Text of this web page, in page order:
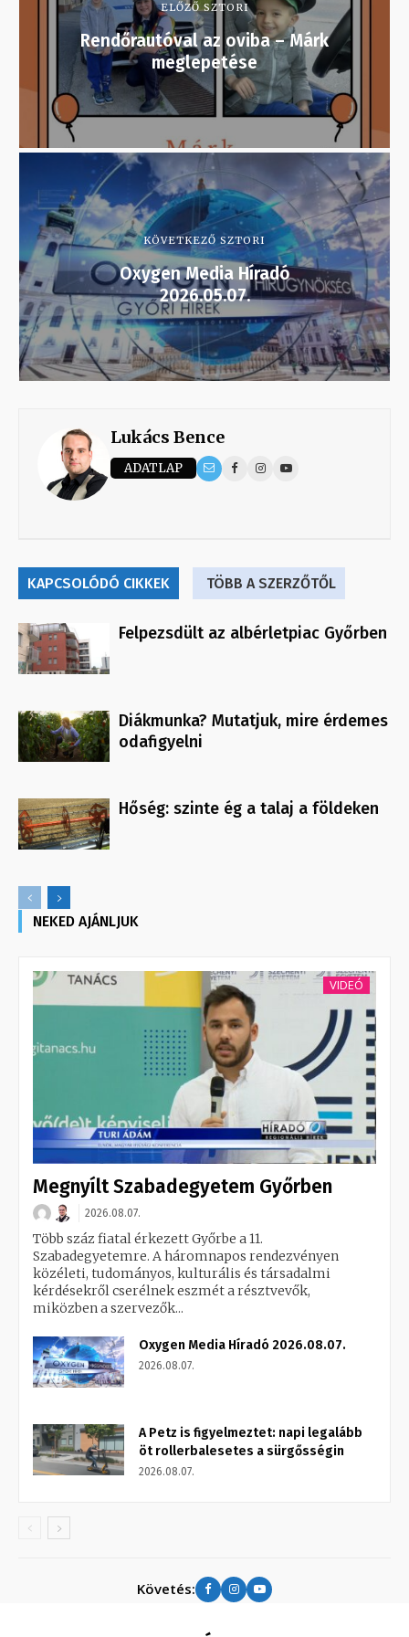
ELŐZŐ SZTORI
Rendőrautóval az oviba – Márk
meglepetése
KÖVETKEZŐ SZTORI
Oxygen Media Híradó
2026.05.07.
Lukács Bence
ADATLAP
KAPCSOLÓDÓ CIKKEK TÖBB A SZERZŐTŐL
Felpezsdült az albérletpiac Győrben
Diákmunka? Mutatjuk, mire érdemes
odafigyelni
Hőség: szinte ég a talaj a földeken
NEKED AJÁNLJUK
VIDEÓ
Megnyílt Szabadegyetem Győrben
2026.08.07.
Több száz fiatal érkezett Győrbe a 11.
Szabadegyetemre. A háromnapos rendezvényen
közéleti, tudományos, kulturális és társadalmi
kérdésekről cserélnek eszmét a résztvevők,
miközben a szervezők...
Oxygen Media Híradó 2026.08.07.
2026.08.07.
A Petz is figyelmeztet: napi legalább
öt rollerbalesetes a sürgősségin
2026.08.07.
Követés: